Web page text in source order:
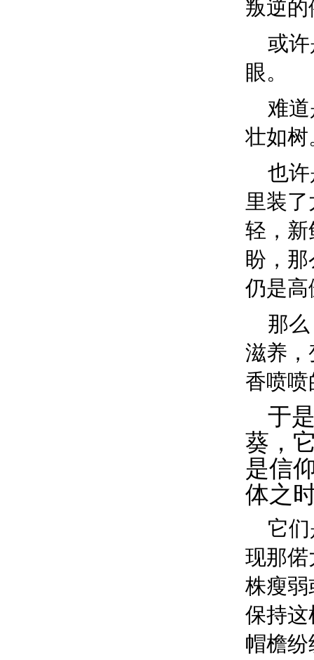
叛逆
或
眼。
难
壮如树
也
里装
轻，新
盼，
仍是高
那
滋养，
香喷
于
葵，
是信
体之
它
现那偌
株瘦弱
保持这
帽檐